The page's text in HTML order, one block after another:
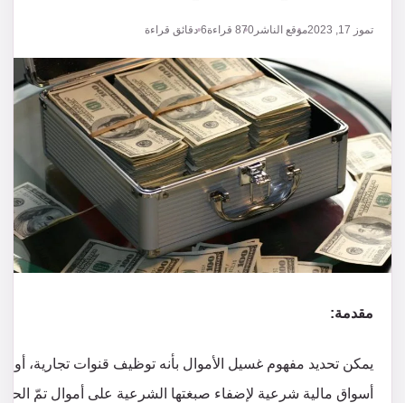
تموز 17, 2023 موقع الناشر 870 قراءة6 دقائق قراءة
مقدمة:
يمكن تحديد مفهوم غسيل الأموال بأنه توظيف قنوات تجارية،
أسواق مالية شرعية لإضفاء صبغتها الشرعية على أموال تمّ